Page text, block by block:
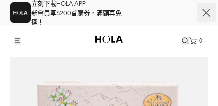
立刻下載HOLA APP
新會員享$200首購券，滿額再免
運！
0